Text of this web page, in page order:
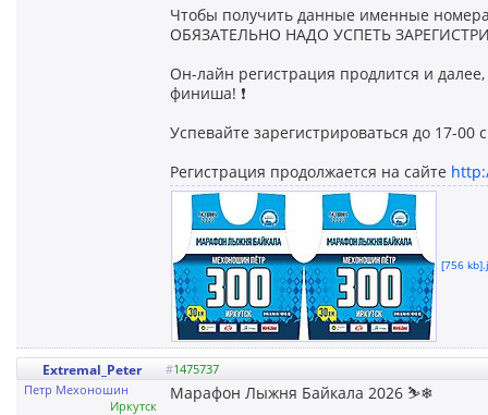
Чтобы получить данные именные
ОБЯЗАТЕЛЬНО НАДО УСПЕТЬ
Он-лайн регистрация продлится и
финиша! ❗️
Успевайте зарегистрироваться до 17-00
Регистрация продолжается на сайте
[756
Extremal_Peter #1475737
Петр Мехоношин
Иркутск
Марафон Лыжня Байкала 2026 ⛷❄